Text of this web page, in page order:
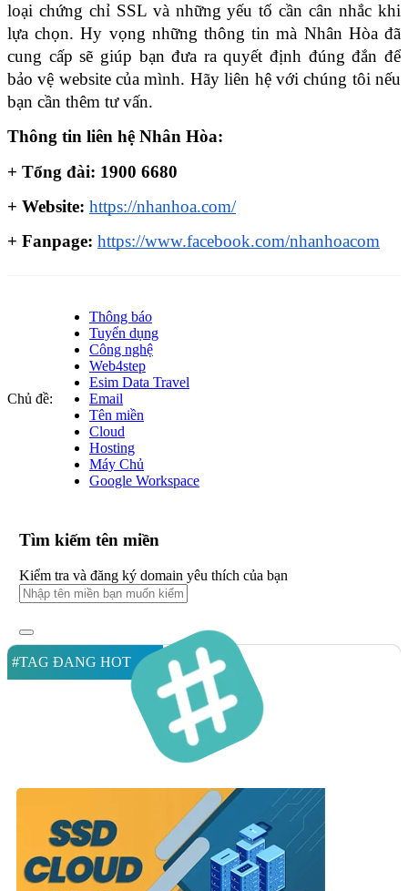
loại chứng chỉ SSL và những yếu tố cần cân nhắc khi
lựa chọn. Hy vọng những thông tin mà Nhân Hòa đã
cung cấp sẽ giúp bạn đưa ra quyết định đúng đắn để
bảo vệ website của mình. Hãy liên hệ với chúng tôi nếu
bạn cần thêm tư vấn.
Thông tin liên hệ Nhân Hòa:
+ Tổng đài: 1900 6680
+ Website: https://nhanhoa.com/
+ Fanpage: https://www.facebook.com/nhanhoacom
Chủ đề:
Thông báo
Tuyển dụng
Công nghệ
Web4step
Esim Data Travel
Email
Tên miền
Cloud
Hosting
Máy Chủ
Google Workspace
Tìm kiếm tên miền
Kiểm tra và đăng ký domain yêu thích của bạn
#TAG ĐANG HOT